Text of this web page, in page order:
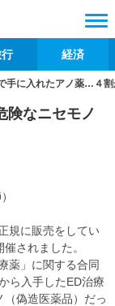
経済
手に入れたアノ薬…４
険なニセモノ
規に販売をしてい
されました。
薬」に関する合同
ら入手したED治療
偽造医薬品）だっ